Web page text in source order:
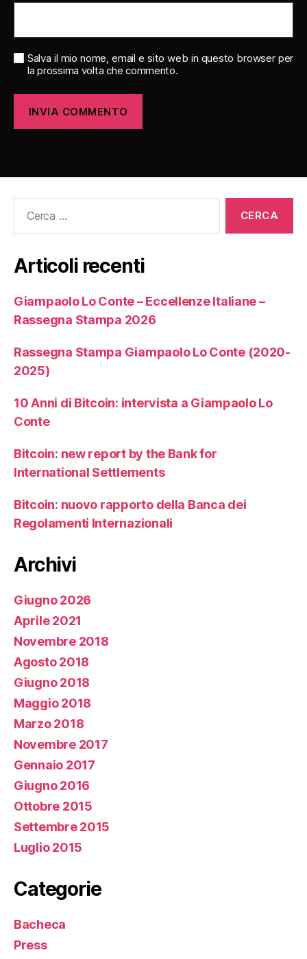
Salva il mio nome, email e sito web in questo browser per
la prossima volta che commento.
Articoli recenti
Giampaolo Lo Conte – Eccellenze Italiane –
Rassegna Stampa 2026
Rassegna Stampa Giampaolo Lo Conte (2020-
2025)
10 Anni di Bitcoin: intervista a Giampaolo Lo
Conte
Bitcoin: new report by the Bank for
International Settlements
Bitcoin: nuovo rapporto della Banca dei
Regolamenti Internazionali
Archivi
Giugno 2026
Aprile 2021
Novembre 2018
Agosto 2018
Giugno 2018
Maggio 2018
Marzo 2018
Novembre 2017
Gennaio 2017
Giugno 2016
Ottobre 2015
Settembre 2015
Luglio 2015
Categorie
Bacheca
Press